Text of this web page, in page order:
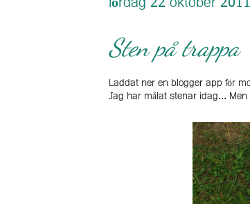
Sten på trappa
Laddat ner en blogger app för
Jag har målat stenar idag...